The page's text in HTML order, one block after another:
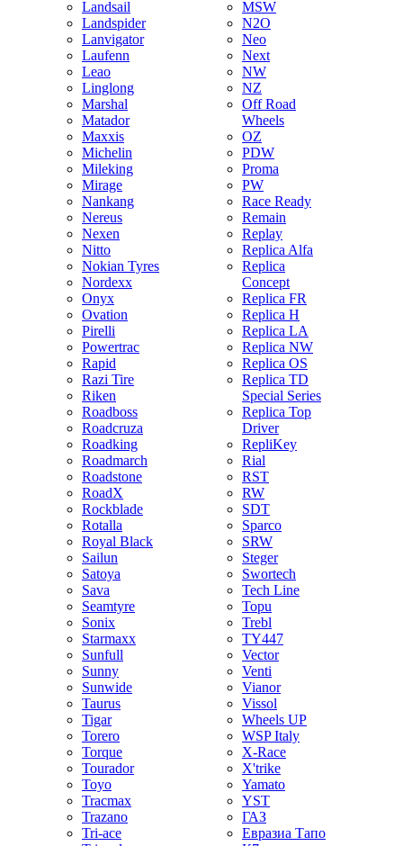
Landsail
Landspider
Lanvigator
Laufenn
Leao
Linglong
Marshal
Matador
Maxxis
Michelin
Mileking
Mirage
Nankang
Nereus
Nexen
Nitto
Nokian Tyres
Nordexx
Onyx
Ovation
Pirelli
Powertrac
Rapid
Razi Tire
Riken
Roadboss
Roadcruza
Roadking
Roadmarch
Roadstone
RoadX
Rockblade
Rotalla
Royal Black
Sailun
Satoya
Sava
Seamtyre
Sonix
Starmaxx
Sunfull
Sunny
Sunwide
Taurus
Tigar
Torero
Torque
Tourador
Toyo
Tracmax
Trazano
Tri-ace
MSW
N2O
Neo
Next
NW
NZ
Off Road
Wheels
OZ
PDW
Proma
PW
Race Ready
Remain
Replay
Replica Alfa
Replica
Concept
Replica FR
Replica H
Replica LA
Replica NW
Replica OS
Replica TD
Special Series
Replica Top
Driver
RepliKey
Rial
RST
RW
SDT
Sparco
SRW
Steger
Swortech
Tech Line
Topu
Trebl
TY447
Vector
Venti
Vianor
Vissol
Wheels UP
WSP Italy
X-Race
X'trike
Yamato
YST
ГАЗ
Евразиа Тапо